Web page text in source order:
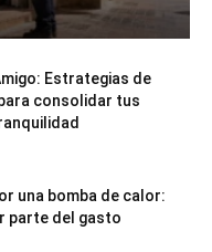
Estrategias de
consolidar tus
una bomba de calor:
parte del gasto